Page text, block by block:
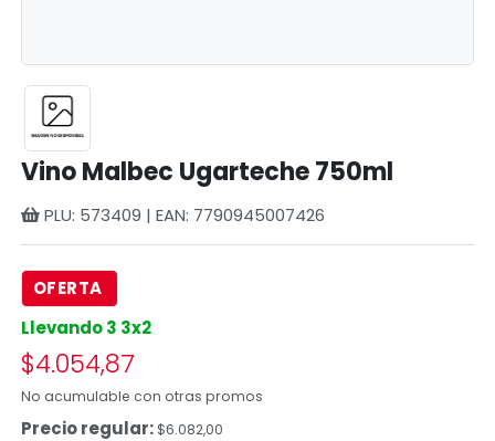
Vino Malbec Ugarteche 750ml
PLU: 573409 | EAN: 7790945007426
OFERTA
Llevando 3 3x2
$4.054,87
No acumulable con otras promos
Precio regular:$6.082,00